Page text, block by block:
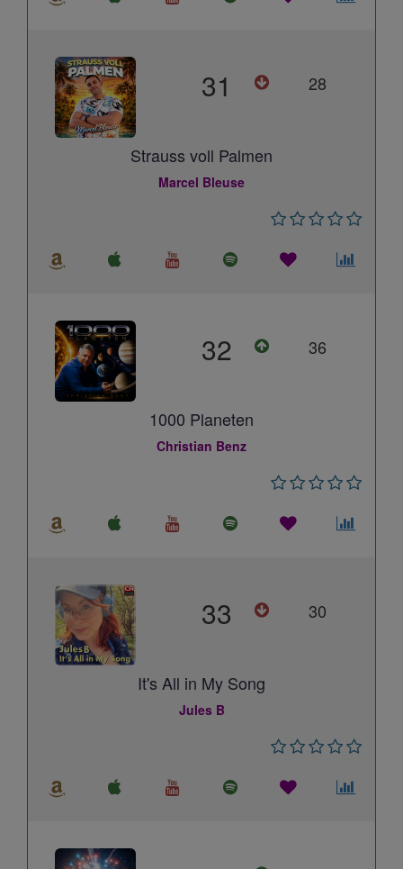
31 28
Strauss voll Palmen
Marcel Bleuse
32 36
1000 Planeten
Christian Benz
33 30
It's All in My Song
Jules B